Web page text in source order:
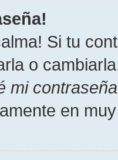
Si tu
o
mi contraseña
en